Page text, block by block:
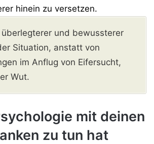
hinein zu versetzen.
überlegterer und bewussterer
Situation, anstatt von
im Anflug von Eifersucht,
Wut.
mit deinen
zu tun hat